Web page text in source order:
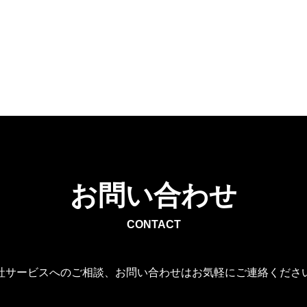
お問い合わせ
CONTACT
サービスへのご相談、お問い合わせはお気軽にご連絡くださ